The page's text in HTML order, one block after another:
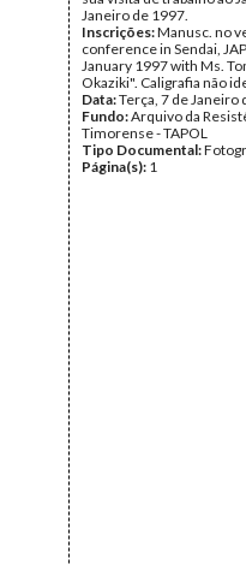
Janeiro de 1997.
Inscrições:Manusc. no
conference in Sendai,
January 1997 with Ms.
Okaziki". Caligrafia não
Data:Terça, 7 de Janeiro
Fundo:Arquivo da
Timorense - TAPOL
Tipo Documental:
Página(s): 1